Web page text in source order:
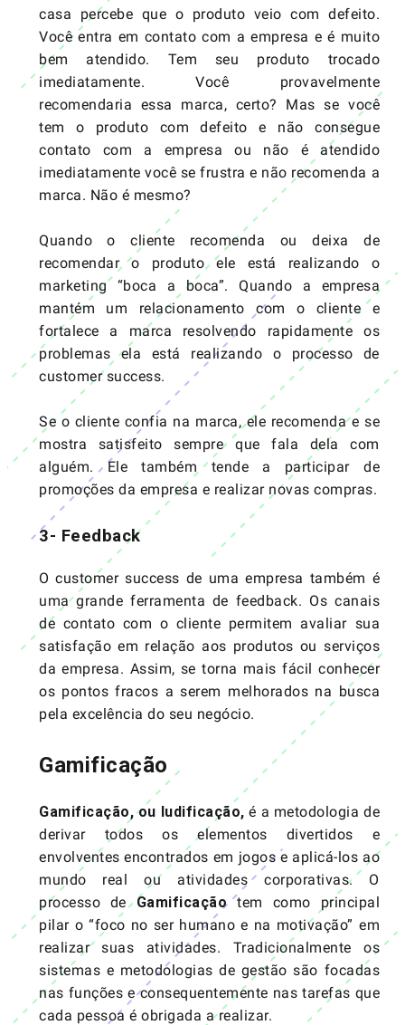
casa percebe que o produto veio com defeito.
Você entra em contato com a empresa e é muito
bem atendido. Tem seu produto trocado
imediatamente. Você provavelmente
recomendaria essa marca, certo? Mas se você
tem o produto com defeito e não consegue
contato com a empresa ou não é atendido
imediatamente você se frustra e não recomenda a
marca. Não é mesmo?
Quando o cliente recomenda ou deixa de
recomendar o produto ele está realizando o
marketing “boca a boca”. Quando a empresa
mantém um relacionamento com o cliente e
fortalece a marca resolvendo rapidamente os
problemas ela está realizando o processo de
customer success.
Se o cliente confia na marca, ele recomenda e se
mostra satisfeito sempre que fala dela com
alguém. Ele também tende a participar de
promoções da empresa e realizar novas compras.
3- Feedback
O customer success de uma empresa também é
uma grande ferramenta de feedback. Os canais
de contato com o cliente permitem avaliar sua
satisfação em relação aos produtos ou serviços
da empresa. Assim, se torna mais fácil conhecer
os pontos fracos a serem melhorados na busca
pela excelência do seu negócio.
Gamificação
Gamificação, ou ludificação,é a metodologia de
derivar todos os elementos divertidos e
envolventes encontrados em jogos e aplicá-los ao
mundo real ou atividades corporativas. O
processo de Gamificaçãotem como principal
pilar o “foco no ser humano e na motivação” em
realizar suas atividades. Tradicionalmente os
sistemas e metodologias de gestão são focadas
nas funções e consequentemente nas tarefas que
cada pessoa é obrigada a realizar.